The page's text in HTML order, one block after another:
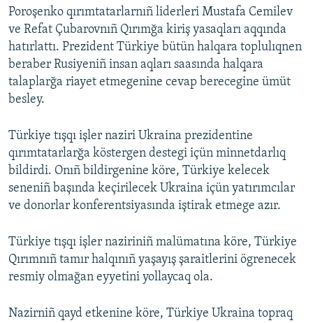
Poroşenko qırımtatarlarnıñ liderleri Mustafa Cemilev
ve Refat Çubarovnıñ Qırımğa kiriş yasaqları aqqında
hatırlattı. Prezident Türkiye bütün halqara toplulıqnen
beraber Rusiyeniñ insan aqları saasında halqara
talaplarğa riayet etmegenine cevap berecegine ümüt
besley.
Türkiye tışqı işler naziri Ukraina prezidentine
qırımtatarlarğa köstergen destegi içün minnetdarlıq
bildirdi. Onıñ bildirgenine köre, Türkiye kelecek
seneniñ başında keçirilecek Ukraina içün yatırımcılar
ve donorlar konferentsiyasında iştirak etmege azır.
Türkiye tışqı işler naziriniñ malümatına köre, Türkiye
Qırımnıñ tamır halqınıñ yaşayış şaraitlerini ögrenecek
resmiy olmağan eyyetini yollaycaq ola.
Nazirniñ qayd etkenine köre, Türkiye Ukraina topraq